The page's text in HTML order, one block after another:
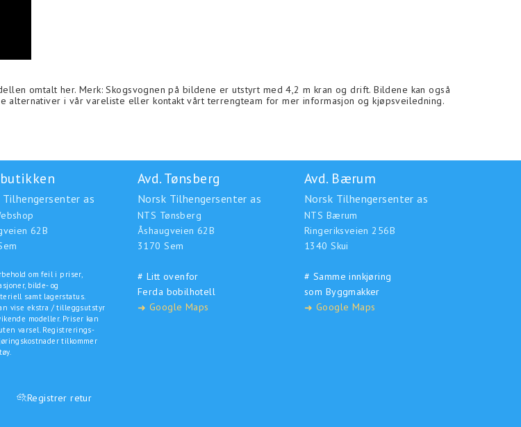
omtalt her. Merk: Skogsvognen på bildene er utstyrt med 4,2 m kran og drift. Bildene kan også
alternativer i vår vareliste eller kontakt vårt terrengteam for mer informasjon og kjøpsveiledning.
Tilhengersenter as
62B
om feil i priser,
bilde- og
samt lagerstatus.
vise ekstra / tilleggsutstyr
modeller. Priser kan
varsel. Registrerings-
tilkommer
Avd. Tønsberg
Norsk Tilhengersenter as
NTS Tønsberg
Åshaugveien 62B
3170 Sem
# Litt ovenfor
Ferda bobilhotell
➜ Google Maps
Avd. Bærum
Norsk Tilhengersenter as
NTS Bærum
Ringeriksveien 256B
1340 Skui
# Samme innkjøring
som Byggmakker
➜ Google Maps
Registrer retur